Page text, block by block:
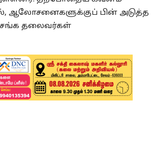
ஆலோசனைகளுக்குப் பின் அடுத்த
சங்க தலைவர்கள்